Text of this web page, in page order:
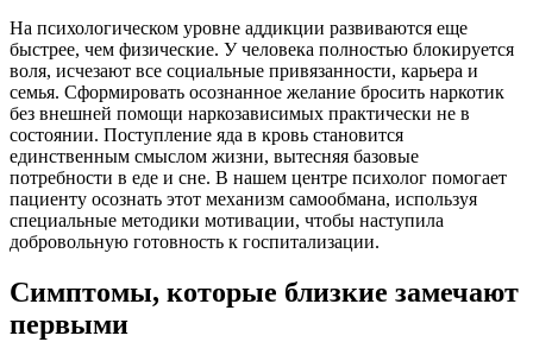
На психологическом уровне аддикции развиваются еще
быстрее, чем физические. У человека полностью блокируется
воля, исчезают все социальные привязанности, карьера и
семья. Сформировать осознанное желание бросить наркотик
без внешней помощи наркозависимых практически не в
состоянии. Поступление яда в кровь становится
единственным смыслом жизни, вытесняя базовые
потребности в еде и сне. В нашем центре психолог помогает
пациенту осознать этот механизм самообмана, используя
специальные методики мотивации, чтобы наступила
добровольную готовность к госпитализации.
Симптомы, которые близкие замечают
первыми